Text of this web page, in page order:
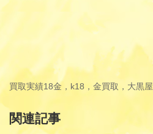
買取実績18金，k18，金買取，大黒屋
関連記事